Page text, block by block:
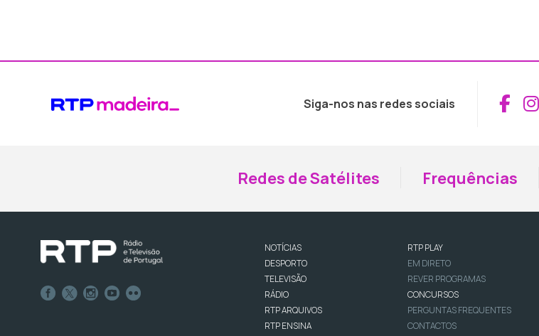
Siga-nos nas redes sociais
Redes de Satélites Frequências
NOTÍCIAS
DESPORTO
TELEVISÃO
RÁDIO
RTP ARQUIVOS
RTP ENSINA
RTP PLAY
EM DIRETO
REVER PROGRAMAS
CONCURSOS
PERGUNTAS FREQUENTES
CONTACTOS